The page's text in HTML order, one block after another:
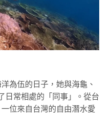
為伍的日子，她與海龜、
日常相處的「同事」。從台
位來自台灣的自由潛水愛